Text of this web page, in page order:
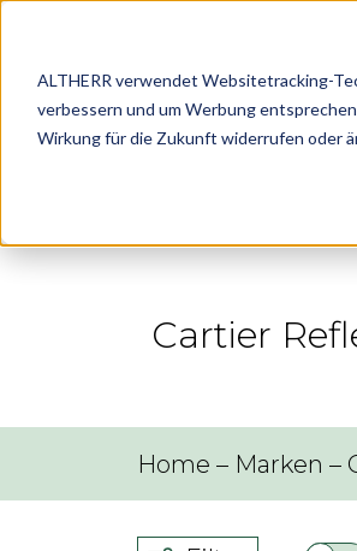
ALTHERR verwendet Websitetracking-
verbessern und um Werbung
Wirkung für die Zukunft widerrufen oder
Cartier
Home – Marken –